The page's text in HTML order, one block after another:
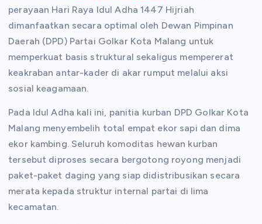
perayaan Hari Raya Idul Adha 1447 Hijriah
dimanfaatkan secara optimal oleh Dewan Pimpinan
Daerah (DPD) Partai Golkar Kota Malang untuk
memperkuat basis struktural sekaligus mempererat
keakraban antar-kader di akar rumput melalui aksi
sosial keagamaan.
Pada Idul Adha kali ini, panitia kurban DPD Golkar Kota
Malang menyembelih total empat ekor sapi dan dіma
ekor kambing. Seluruh komoditas hewan kurban
tersebut diproses secara bergotong royong menjadi
paket-paket daging yang siap didistribusikan secara
merata kepada struktur internal partai di lima
kecamatan.